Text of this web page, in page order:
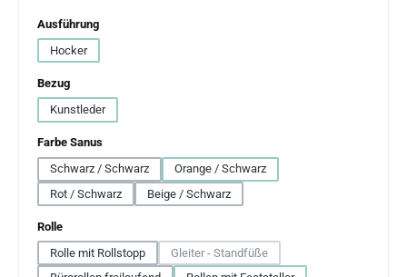
Ausführungauswählen
Hocker
Bezugauswählen
Kunstleder
Farbe Sanusauswählen
Schwarz / Schwarz
Orange / Schwarz
Rot / Schwarz
Beige / Schwarz
Rolleauswählen
Rolle mit Rollstopp
Gleiter - Standfüße
(Diese Option ist zurzeit nicht verfügbar.)